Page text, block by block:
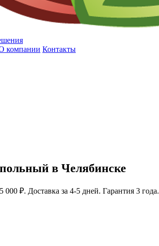
компании Контакты
в Челябинске
₽. Доставка за 4-5 дней. Гарантия 3 года.